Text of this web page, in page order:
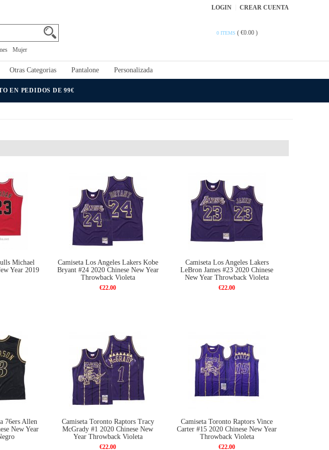
LOGIN CREAR CUENTA
Mujer
0 ITEMS ( €0.00 )
Otras Categorias Pantalone Personalizada
EN PEDIDOS DE 99€
Michael
Year 2019
Camiseta Los Angeles Lakers Kobe
Bryant #24 2020 Chinese New Year
Throwback Violeta
€22.00
Camiseta Los Angeles Lakers
LeBron James #23 2020 Chinese
New Year Throwback Violeta
€22.00
76ers Allen
New Year
Camiseta Toronto Raptors Tracy
McGrady #1 2020 Chinese New
Year Throwback Violeta
€22.00
Camiseta Toronto Raptors Vince
Carter #15 2020 Chinese New Year
Throwback Violeta
€22.00